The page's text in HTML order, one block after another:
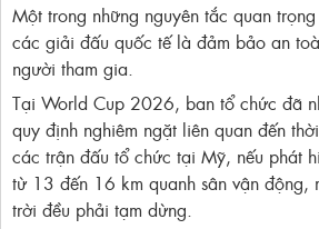
Một trong những nguyên tắc quan
các giải đấu quốc tế là đảm bảo an
người tham gia.
Tại World Cup 2026, ban tổ chức đã
quy định nghiêm ngặt liên quan đến
các trận đấu tổ chức tại Mỹ, nếu phát
từ 13 đến 16 km quanh sân vận động,
trời đều phải tạm dừng.